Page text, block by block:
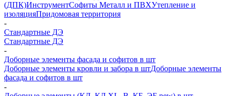
(ДПК)ИнструментСофиты Металл и ПВХУтепление и
изоляцияПридомовая территория
-
Стандартные ДЭ
Стандартные ДЭ
-
Доборные элементы фасада и софитов в шт
Доборные элементы кровли и забора в штДоборные элементы
фасада и софитов в шт
-